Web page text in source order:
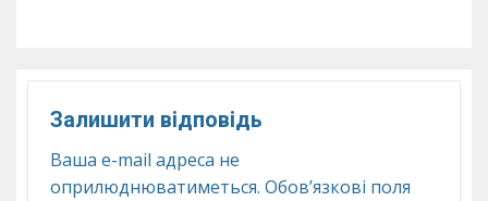
Залишити відповідь
Ваша e-mail адреса не
оприлюднюватиметься. Обов’язкові поля